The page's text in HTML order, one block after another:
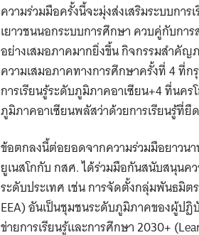
ความร่วมมือครั้งนี้จะมุ่งส่งเสริมระบบกา
เยาวชนนอกระบบการศึกษา ควบคู่กับการ
อย่างเสมอภาคมากยิ่งขึ้น กิจกรรมสำคัญ
ความเสมอภาคทางการศึกษาครั้งที่ 4 ที่
การเรียนรู้ระดับภูมิภาคอาเซียน+4 ที่น
ภูมิภาคอาเซียนพลัสว่าด้วยการเรียนรู้ที่
ข้อตกลงนี้ต่อยอดจากความร่วมมือยาวน
ยูเนสโกกับ กสศ. ได้ร่วมมือกันสนับสนุนค
ระดับประเทศ เช่น การจัดตั้งกลุ่มพันธมิต
EEA) อันเป็นชุมชนระดับภูมิภาคของผู้ป
ข่ายการเรียนรู้และการศึกษา 2030+